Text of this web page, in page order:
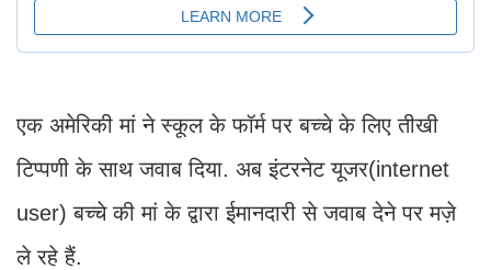
एक अमेरिकी मां ने स्कूल के फॉर्म पर बच्चे के लिए तीखी
टिप्पणी के साथ जवाब दिया. अब इंटरनेट यूजर(internet
user) बच्चे की मां के द्वारा ईमानदारी से जवाब देने पर मज़े
ले रहे हैं.